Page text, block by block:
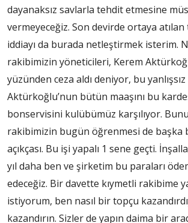
dayanaksız savlarla tehdit etmesine
vermeyeceğiz. Son devirde ortaya
iddiayı da burada netleştirmek isterim.
rakibimizin yöneticileri, Kerem
yüzünden ceza aldı deniyor, bu
Aktürkoğlu’nun bütün maaşını bu
bonservisini kulübümüz karşılıyor.
rakibimizin bugün öğrenmesi de başka
açıkçası. Bu işi yapalı 1 sene geçti.
yıl daha ben ve şirketim bu paraları
edeceğiz. Bir davette kıymetli rakibime
istiyorum, ben nasıl bir topçu
kazandırın. Sizler de yapın daima bir